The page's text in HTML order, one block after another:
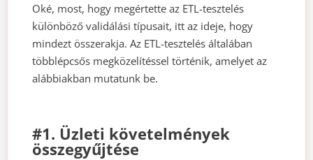
Oké, most, hogy megértette az ETL-tesztelés
különböző validálási típusait, itt az ideje, hogy
mindezt összerakja. Az ETL-tesztelés általában
többlépcsős megközelítéssel történik, amelyet az
alábbiakban mutatunk be.
#1. Üzleti követelmények
összegyűjtése